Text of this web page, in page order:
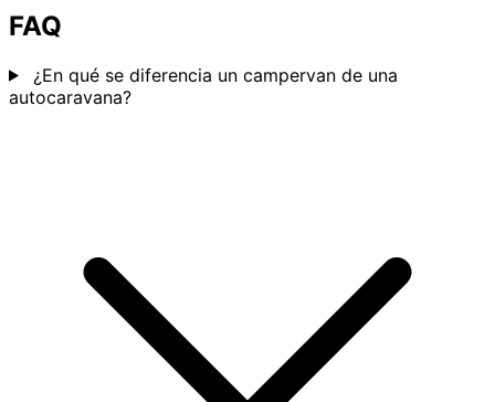
FAQ
¿En qué se diferencia un campervan de una
autocaravana?